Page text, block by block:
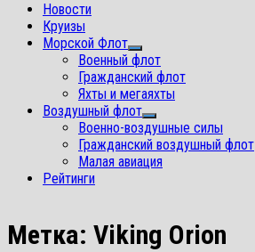
Новости
Круизы
Морской Флот
Показать
подменю
Военный флот
Гражданский флот
Яхты и мегаяхты
Воздушный флот
Показать
подменю
Военно-воздушные силы
Гражданский воздушный флот
Малая авиация
Рейтинги
Метка: Viking Orion